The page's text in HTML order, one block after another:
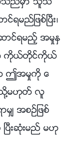
ည္ျဖစ္ၿပီး၊
င္ရမည့္ အမႈႏွ
ကိုယ္တိုင္ကိုယ္
ဤအမႈကို ေ
႔မဟုတ္ လူ
မွ် အစဥ္ျဖစ္
းဆုံးမည္ မဟု